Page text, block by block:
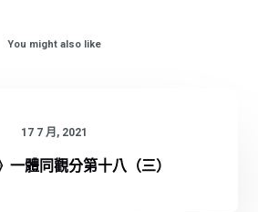
You might also like
17 7 月, 2021
一體同觀分第十八（三）